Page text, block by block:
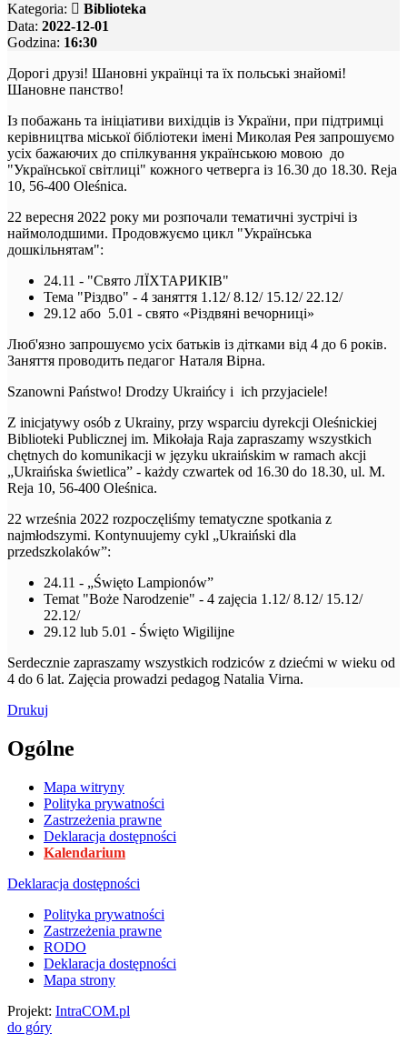
Kategoria:
Biblioteka
Data: 2022-12-01
Godzina: 16:30
Дорогі друзі! Шановні українці та їх польські знайомі!
Шановне панство!
Із побажань та ініціативи вихідців із України, при підтримці
керівництва міської бібліотеки імені Миколая Рея запрошуємо
усіх бажаючих до спілкування українською мовою до
"Української світлиці" кожного четверга із 16.30 до 18.30. Reja
10, 56-400 Oleśnica.
22 вересня 2022 року ми розпочали тематичні зустрічі із
наймолодшими. Продовжуємо цикл "Українська
дошкільнятам":
24.11 - "Свято ЛЇХТАРИКІВ"
Тема "Різдво" - 4 заняття 1.12/ 8.12/ 15.12/ 22.12/
29.12 або 5.01 - свято «Різдвяні вечорниці»
Люб'язно запрошуємо усіх батьків із дітками від 4 до 6 років.
Заняття проводить педагог Наталя Вірна.
Szanowni Państwo! Drodzy Ukraińcy i ich przyjaciele!
Z inicjatywy osób z Ukrainy, przy wsparciu dyrekcji Oleśnickiej
Biblioteki Publicznej im. Mikołaja Raja zapraszamy wszystkich
chętnych do komunikacji w języku ukraińskim w ramach akcji
„Ukraińska świetlica” - każdy czwartek od 16.30 do 18.30, ul. M.
Reja 10, 56-400 Oleśnica.
22 września 2022 rozpoczęliśmy tematyczne spotkania z
najmłodszymi. Kontynuujemy cykl „Ukraiński dla
przedszkolaków”:
24.11 - „Święto Lampionów”
Temat "Boże Narodzenie" - 4 zajęcia 1.12/ 8.12/ 15.12/
22.12/
29.12 lub 5.01 - Święto Wigilijne
Serdecznie zapraszamy wszystkich rodziców z dziećmi w wieku od
4 do 6 lat. Zajęcia prowadzi pedagog Natalia Virna.
Drukuj
Ogólne
Mapa witryny
Polityka prywatności
Zastrzeżenia prawne
Deklaracja dostępności
Kalendarium
Deklaracja dostępności
Polityka prywatności
Zastrzeżenia prawne
RODO
Deklaracja dostępności
Mapa strony
Projekt: IntraCOM.pl
do góry